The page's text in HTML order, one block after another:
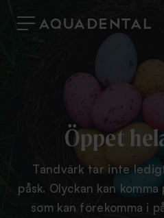
Öppet
Tandvärk tar inte
påsk. Olyckan kan
som kan förekomma i